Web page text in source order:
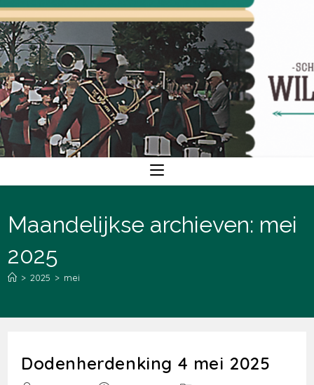
Ga
naar
inhoud
Maandelijkse archieven: mei
2025
> 2025 > mei
Dodenherdenking 4 mei 2025